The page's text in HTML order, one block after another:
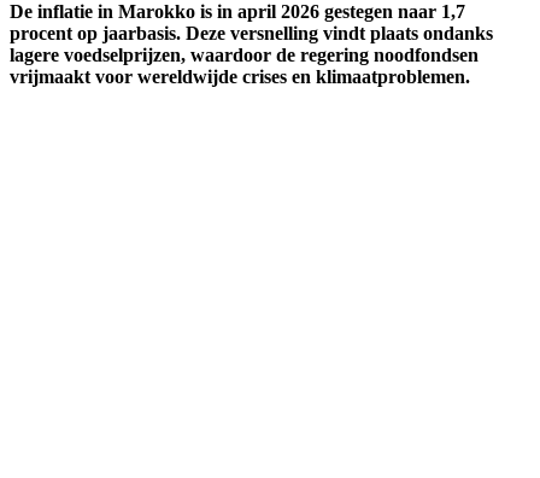
De inflatie in Marokko is in april 2026 gestegen naar 1,7
procent op jaarbasis. Deze versnelling vindt plaats ondanks
lagere voedselprijzen, waardoor de regering noodfondsen
vrijmaakt voor wereldwijde crises en klimaatproblemen.